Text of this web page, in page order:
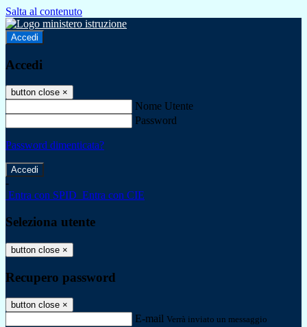
Salta al contenuto
Accedi
Accedi
button close ×
Nome Utente
Password
Password dimenticata?
-
Entra con SPID Entra con CIE
Seleziona utente
button close ×
Recupero password
button close ×
E-mail Verrà inviato un messaggio